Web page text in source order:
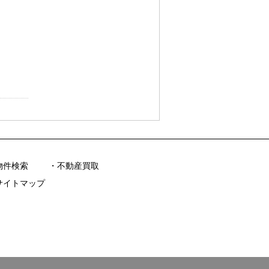
件検索
不動産買取
イトマップ